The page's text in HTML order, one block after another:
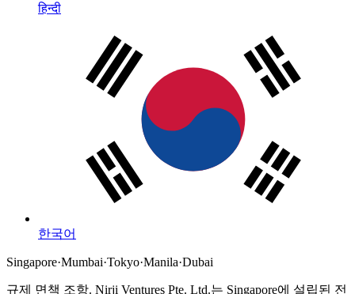
हिन्दी
한국어
Singapore·Mumbai·Tokyo·Manila·Dubai
규제 면책 조항. Nirji Ventures Pte. Ltd.는 Singapore에 설립된 전